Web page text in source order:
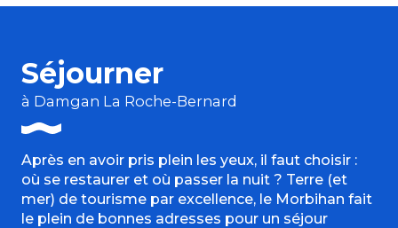
Séjourner
à Damgan La Roche-Bernard
Après en avoir pris plein les yeux, il faut choisir :
où se restaurer et où passer la nuit ? Terre (et
mer) de tourisme par excellence, le Morbihan fait
le plein de bonnes adresses pour un séjour